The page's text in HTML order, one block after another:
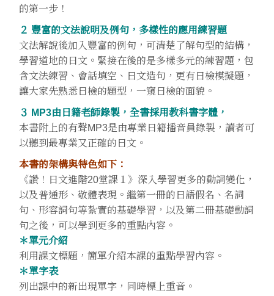
的第一步！
２ 豐富的文法說明及例句，多樣性的應用練習題
文法解說後加入豐富的例句，可清楚了解句型的結構，
學習道地的日文。緊接在後的是多樣多元的練習題，包
含文法練習、會話填空、日文造句，更有日檢模擬題，
讓大家先熟悉日檢的題型，一窺日檢的面貌。
３ MP3由日籍老師錄製，全書採用教科書字體，
本書附上的有聲MP3是由專業日籍播音員錄製，讀者可
以聽到最專業又正確的日文。
本書的架構與特色如下：
《讚！日文進階20堂課１》深入學習更多的動詞變化，
以及普通形、敬體表現。繼第一冊的日語假名、名詞
句、形容詞句等紮實的基礎學習，以及第二冊基礎動詞
句之後，可以學到更多的重點內容。
＊單元介紹
利用課文標題，簡單介紹本課的重點學習內容。
＊單字表
列出課中的新出現單字，同時標上重音。